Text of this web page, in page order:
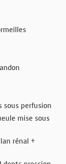
sous perfusion
mise sous
rénal +